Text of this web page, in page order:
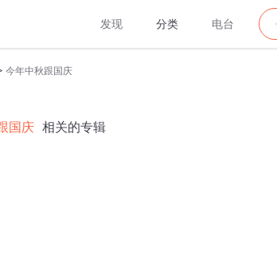
发现 分类 电台
今年中秋跟国庆
国庆 相关的专辑